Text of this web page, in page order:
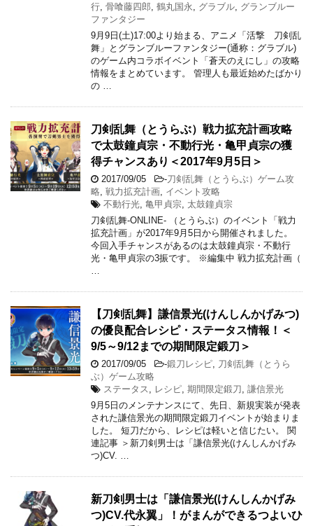
行 骨喰藤四郎 鶴丸国永 グラブル グランブルー
ファンタジー
9月9日(土)17:00より始まる、アニメ「活撃 刀剣乱
舞」とグランブルーファンタジー(通称：グラブル)
のゲーム内コラボイベント「蒼天のえにし」の攻略
情報をまとめています。 管理人も最近始めたばかり
の …
刀剣乱舞（とうらぶ）戦力拡充計画攻略
で太鼓鐘貞宗・不動行光・亀甲貞宗の獲
得チャンスあり＜2017年9月5日＞
2017/09/05 -刀剣乱舞（とうらぶ）ゲーム攻
略 戦力拡充計画 イベント攻略
不動行光 亀甲貞宗 太鼓鐘貞宗
刀剣乱舞-ONLINE- （とうらぶ）のイベント「戦力
拡充計画」が2017年9月5日から開催されました。
今回入手チャンスがあるのは太鼓鐘貞宗・不動行
光・亀甲貞宗の3振です。 ※編集中 戦力拡充計画（
【刀剣乱舞】謙信景光(けんしんかげみつ)
の優良配合レシピ・ステータス情報！＜
9/5～9/12までの期間限定鍛刀＞
2017/09/05 -鍛刀レシピ 刀剣乱舞（とうら
ぶ）ゲーム攻略
ステータス
レシピ 期間限定鍛刀 謙信景光
9月5日のメンテナンスにて、先日、新規実装が発表
された謙信景光の期間限定鍛刀イベントが始まりま
した。 短刀だから、レシピは軽いと信じたい。 関
連記事 ＞新刀剣男士は「謙信景光(けんしんかげみ
つ)CV. …
新刀剣男士は「謙信景光(けんしんかげみ
つ)CV.代永翼」！がまんができるつよいひ